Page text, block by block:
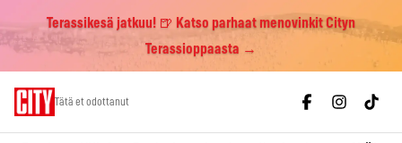
Terassikesä jatkuu! 🍺 Katso parhaat menovinkit Cityn
Terassioppaasta →
Tätä et odottanut